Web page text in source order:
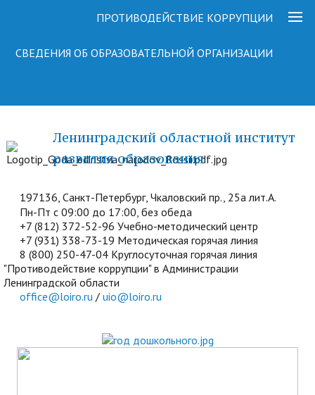
ПРОТИВОДЕЙСТВИЕ КОРРУПЦИИ
СВЕДЕНИЯ ОБ ОБРАЗОВАТЕЛЬНОЙ ОРГАНИЗАЦИИ
Ленинградский областной институт
развития образования
197136, Санкт-Петербург, Чкаловский пр., 25а лит.А.
Пн-Пт с 09:00 до 17:00, без обеда
+7 (812) 372-52-96 Учебно-методический центр
+7 (931) 338-73-19 Методическая горячая линия
8 (800) 250-47-04 Круглосуточная горячая линия
"Противодействие коррупции" в Администрации
Ленинградской области
office@loiro.ru / uio@loiro.ru